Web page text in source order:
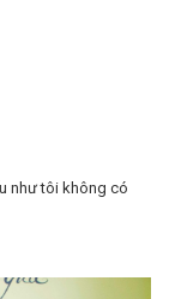
như tôi không có